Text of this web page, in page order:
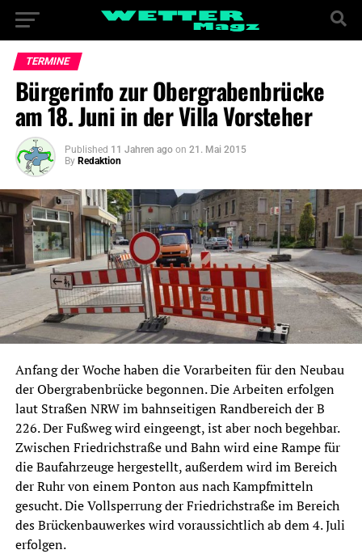
TERMINE
Bürgerinfo zur Obergrabenbrücke
am 18. Juni in der Villa Vorsteher
Published 11 Jahren ago on 21. Mai 2015
By Redaktion
Anfang der Woche haben die Vorarbeiten für den Neubau
der Obergrabenbrücke begonnen. Die Arbeiten erfolgen
laut Straßen NRW im bahnseitigen Randbereich der B
226. Der Fußweg wird eingeengt, ist aber noch begehbar.
Zwischen Friedrichstraße und Bahn wird eine Rampe für
die Baufahrzeuge hergestellt, außerdem wird im Bereich
der Ruhr von einem Ponton aus nach Kampfmitteln
gesucht. Die Vollsperrung der Friedrichstraße im Bereich
des Brückenbauwerkes wird voraussichtlich ab dem 4. Juli
erfolgen.